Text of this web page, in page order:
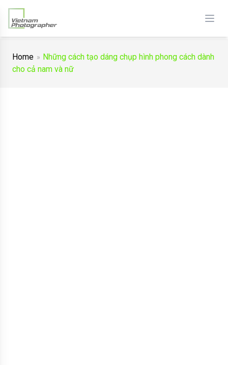
Home
Những cách tạo dáng chụp hình phong cách dành
cho cả nam và nữ